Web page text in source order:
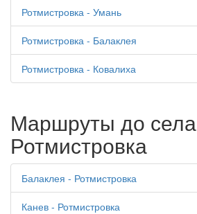
Ротмистровка - Умань
Ротмистровка - Балаклея
Ротмистровка - Ковалиха
Маршруты до села
Ротмистровка
Балаклея - Ротмистровка
Канев - Ротмистровка